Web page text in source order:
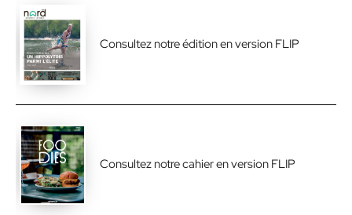
Consultez notre édition en version FLIP
Consultez notre cahier en version FLIP